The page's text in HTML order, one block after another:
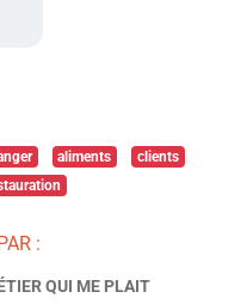
aliments
clients
:
QUI ME PLAIT